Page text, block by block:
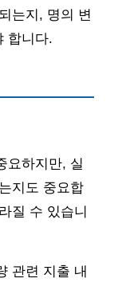
는지, 명의 변
합니다.
요하지만, 실
지도 중요합
질 수 있습니
관련 지출 내